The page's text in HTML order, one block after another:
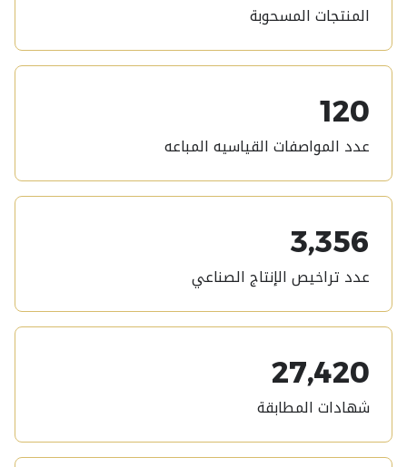
المنتجات المسحوبة
120
عدد المواصفات القياسيه المباعه
3,356
عدد تراخيص الإنتاج الصناعي
27,420
شهادات المطابقة